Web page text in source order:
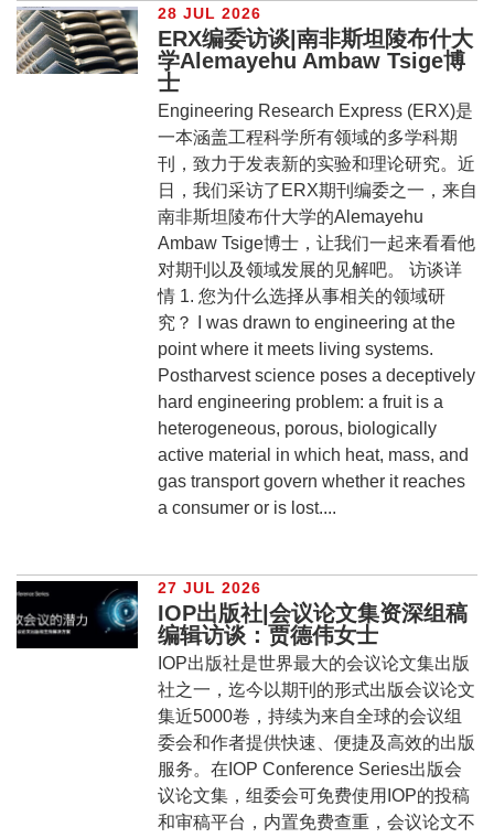
28 JUL 2026
ERX编委访谈|南非斯坦陵布什大
学Alemayehu Ambaw Tsige博
士
Engineering Research Express (ERX)是
一本涵盖工程科学所有领域的多学科期
刊，致力于发表新的实验和理论研究。近
日，我们采访了ERX期刊编委之一，来自
南非斯坦陵布什大学的Alemayehu
Ambaw Tsige博士，让我们一起来看看他
对期刊以及领域发展的见解吧。 访谈详
情 1. 您为什么选择从事相关的领域研
究？ I was drawn to engineering at the
point where it meets living systems.
Postharvest science poses a deceptively
hard engineering problem: a fruit is a
heterogeneous, porous, biologically
active material in which heat, mass, and
gas transport govern whether it reaches
a consumer or is lost....
27 JUL 2026
IOP出版社|会议论文集资深组稿
编辑访谈：贾德伟女士
IOP出版社是世界最大的会议论文集出版
社之一，迄今以期刊的形式出版会议论文
集近5000卷，持续为来自全球的会议组
委会和作者提供快速、便捷及高效的出版
服务。在IOP Conference Series出版会
议论文集，组委会可免费使用IOP的投稿
和审稿平台，内置免费查重，会议论文不